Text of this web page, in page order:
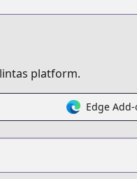
platform.
Edge Add-